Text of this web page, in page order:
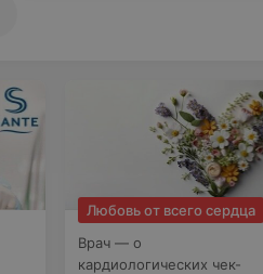
Любовь от всего сердца
Врач — о
кардиологических чек-